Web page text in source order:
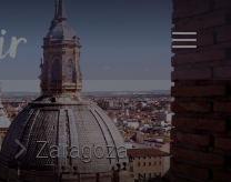
Zaragoza